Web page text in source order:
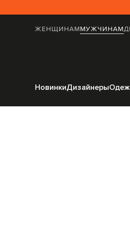
ЖЕНЩИНАММУЖЧИНАМ
НовинкиДизайнеры